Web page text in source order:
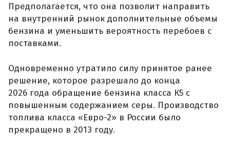
Предполагается, что она позволит направить
на внутренний рынок дополнительные объемы
бензина и уменьшить вероятность перебоев с
поставками.
Одновременно утратило силу принятое ранее
решение, которое разрешало до конца
2026 года обращение бензина класса К5 с
повышенным содержанием серы. Производство
топлива класса «Евро-2» в России было
прекращено в 2013 году.